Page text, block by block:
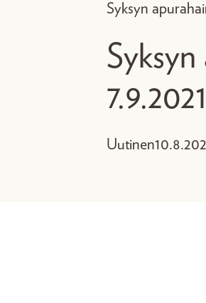
Syksyn
Uutinen